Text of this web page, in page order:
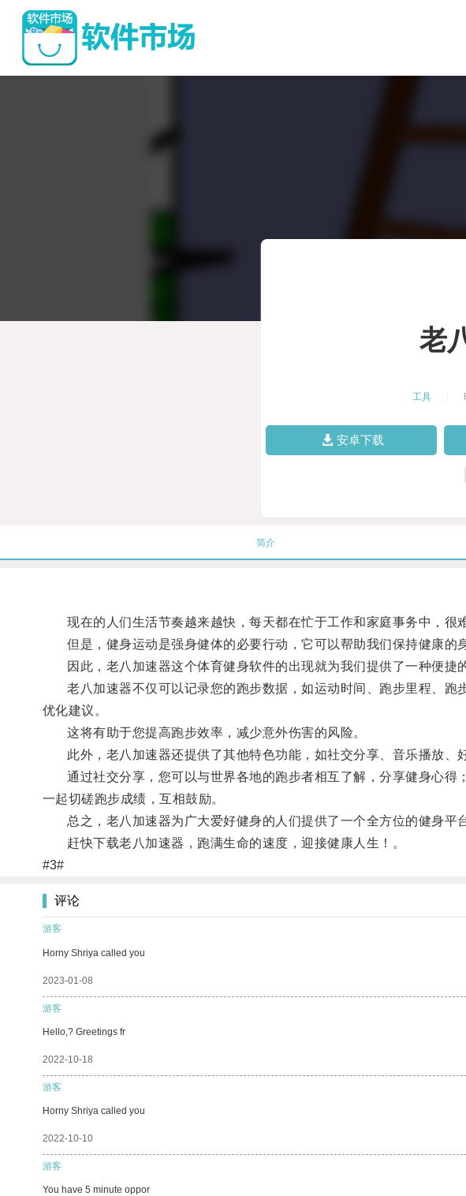
老
工具
安卓下载
简介
现在的人们生活节奏越来越快，每天都在忙于工作和家庭事务中，很
但是，健身运动是强身健体的必要行动，它可以帮助我们保持健康的身
因此，老八加速器这个体育健身软件的出现就为我们提供了一种便捷的
老八加速器不仅可以记录您的跑步数据，如运动时间、跑步里程、跑
优化建议。
这将有助于您提高跑步效率，减少意外伤害的风险。
此外，老八加速器还提供了其他特色功能，如社交分享、音乐播放、
通过社交分享，您可以与世界各地的跑步者相互了解，分享健身心得
一起切磋跑步成绩，互相鼓励。
总之，老八加速器为广大爱好健身的人们提供了一个全方位的健身平
赶快下载老八加速器，跑满生命的速度，迎接健康人生！。
#3#
评论
游客
Horny Shriya called you
2023-01-08
游客
Hello,? Greetings fr
2022-10-18
游客
Horny Shriya called you
2022-10-10
游客
You have 5 minute oppor